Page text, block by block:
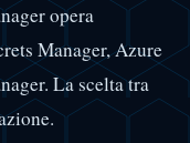
opera
Manager, Azure
La scelta tra